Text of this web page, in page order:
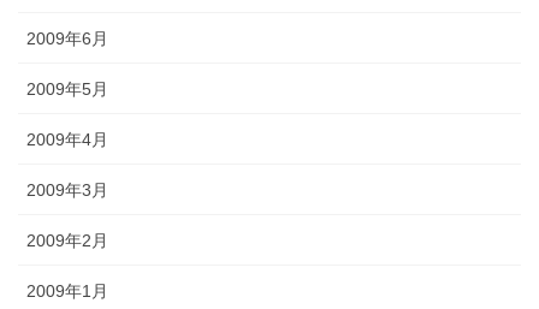
2009年6月
2009年5月
2009年4月
2009年3月
2009年2月
2009年1月